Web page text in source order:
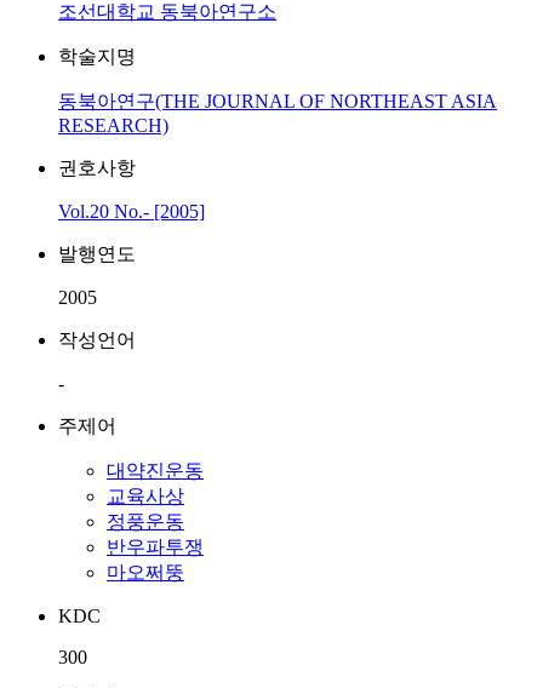
조선대학교 동북아연구소
학술지명
동북아연구(THE JOURNAL OF NORTHEAST ASIA
RESEARCH)
권호사항
Vol.20 No.- [2005]
발행연도
2005
작성언어
-
주제어
대약진운동
교육사상
정풍운동
반우파투쟁
마오쩌뚱
KDC
300